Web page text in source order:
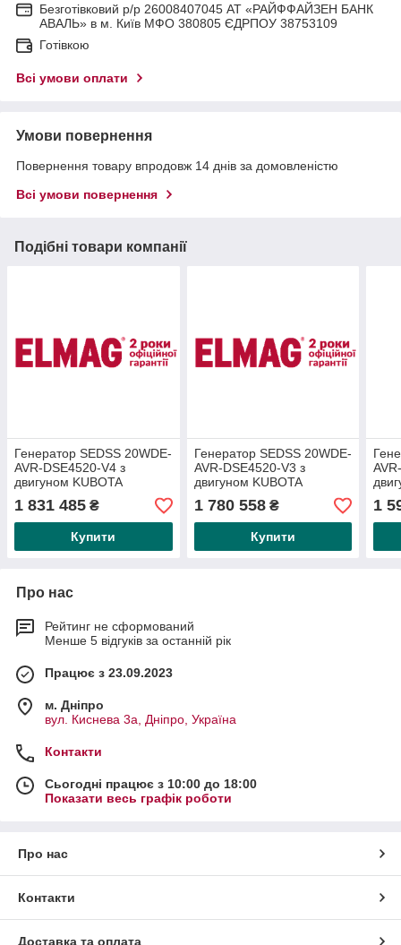
Безготівковий р/р 26008407045 АТ «РАЙФФАЙЗЕН БАНК
АВАЛЬ» в м. Київ МФО 380805 ЄДРПОУ 38753109
Готівкою
Всі умови оплати
Умови повернення
Повернення товару впродовж 14 днів за домовленістю
Всі умови повернення
Подібні товари компанії
Генератор SEDSS 20WDE-
AVR-DSE4520-V4 з
двигуном KUBOTA
V2203M (свербесумний),
включно з зарядним
пристроєм
1 831 485 ₴
Купити
Генератор SEDSS 20WDE-
AVR-DSE4520-V3 з
двигуном KUBOTA
V2203M (свербесумний),
включно з зарядним
пристроєм
1 780 558₴
Купити
1
Про нас
Рейтинг не сформований
Менше 5 відгуків за останній рік
Працює з 23.09.2023
м. Дніпро
вул. Киснева 3а, Дніпро, Україна
Контакти
Сьогодні працює з 10:00 до 18:00
Показати весь графік роботи
Про нас
Контакти
Доставка та оплата